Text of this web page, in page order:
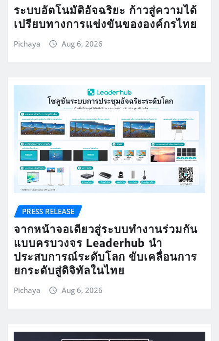
ระบบอัตโนมัติอัจฉริยะ ก้าวสู่ความได้
เปรียบทางการแข่งขันขององค์กรไทย
Pichaya Aug 6, 2026
PRESS RELEASE
จากหน้าจอเดียวสู่ระบบทำงานร่วมกัน
แบบครบวงจร Leaderhub นำ
ประสบการณ์ระดับโลก ขับเคลื่อนการ
ยกระดับสู่ดิจิทัลในไทย
Pichaya Aug 6, 2026